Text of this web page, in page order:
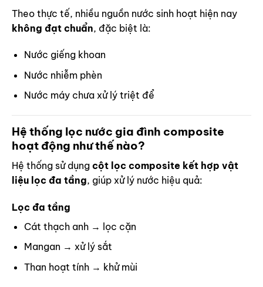
Theo thực tế, nhiều nguồn nước sinh hoạt hiện nay
không đạt chuẩn, đặc biệt là:
Nước giếng khoan
Nước nhiễm phèn
Nước máy chưa xử lý triệt để
Hệ thống lọc nước gia đình composite
hoạt động như thế nào?
Hệ thống sử dụng cột lọc composite kết hợp vật
liệu lọc đa tầng, giúp xử lý nước hiệu quả:
Lọc đa tầng
Cát thạch anh → lọc cặn
Mangan → xử lý sắt
Than hoạt tính → khử mùi